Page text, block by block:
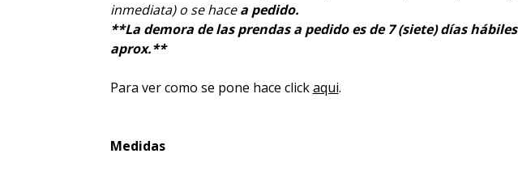
inmediata) o se hacea pedido.
**La demora de las prendas a pedido es de 7 (siete) días hábiles
aprox.**
Para ver como se pone hace clickaqui.
Medidas